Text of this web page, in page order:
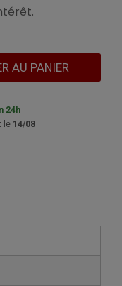
AU PANIER
24h
le 14/08